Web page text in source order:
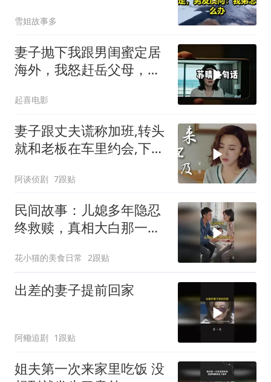
雪姐故事多
妻子抛下我跟男闺蜜定居
海外，我怒赶岳父母，深
起喜电影
妻子跟丈夫谎称加班,转头
就和老板在车里约会,下秒
阿谈侦剧 7跟贴
民间故事：儿媳多年隐忍
终救赎，真相大白那一刻
花小猫的美食日常 2跟贴
出差的妻子提前回家
阿鳓追剧 1跟贴
姐夫第一次来家里吃饭 没